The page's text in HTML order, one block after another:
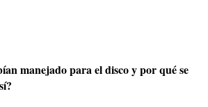
manejado para el disco y por qué se